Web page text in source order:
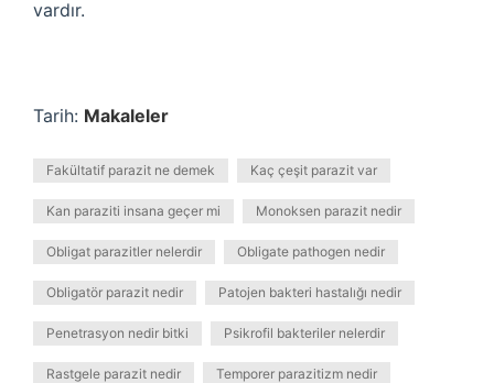
vardır.
Tarih: Makaleler
Fakültatif parazit ne demek Kaç çeşit parazit var
Kan paraziti insana geçer mi Monoksen parazit nedir
Obligat parazitler nelerdir Obligate pathogen nedir
Obligatör parazit nedir Patojen bakteri hastalığı nedir
Penetrasyon nedir bitki Psikrofil bakteriler nelerdir
Rastgele parazit nedir Temporer parazitizm nedir